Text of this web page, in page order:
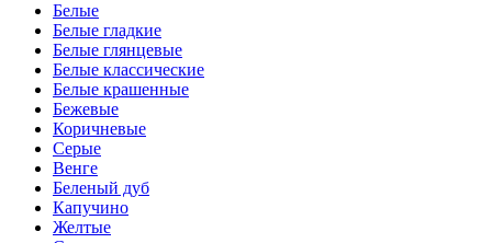
Белые
Белые гладкие
Белые глянцевые
Белые классические
Белые крашенные
Бежевые
Коричневые
Серые
Венге
Беленый дуб
Капучино
Желтые